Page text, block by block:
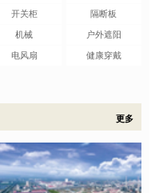
隔断板
开关柜
户外遮阳
机械
健康穿戴
电风扇
更多